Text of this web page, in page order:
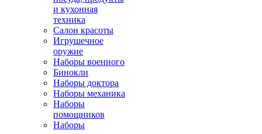
и кухонная
техника
Салон красоты
Игрушечное
оружие
Наборы военного
Бинокли
Наборы доктора
Наборы механика
Наборы
помощников
Наборы